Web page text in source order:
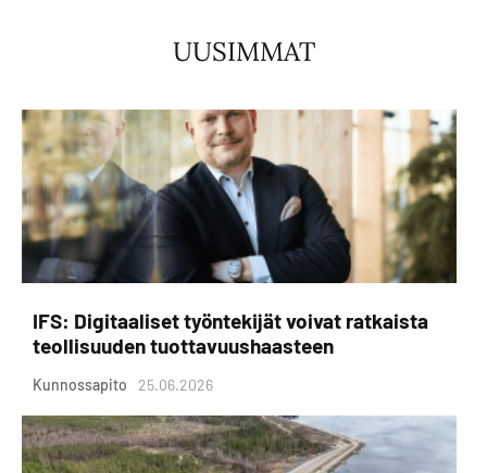
UUSIMMAT
IFS: Digitaaliset työntekijät voivat ratkaista
teollisuuden tuottavuushaasteen
Kunnossapito 25.06.2026